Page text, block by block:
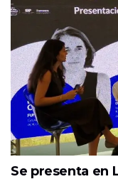
Se presenta en